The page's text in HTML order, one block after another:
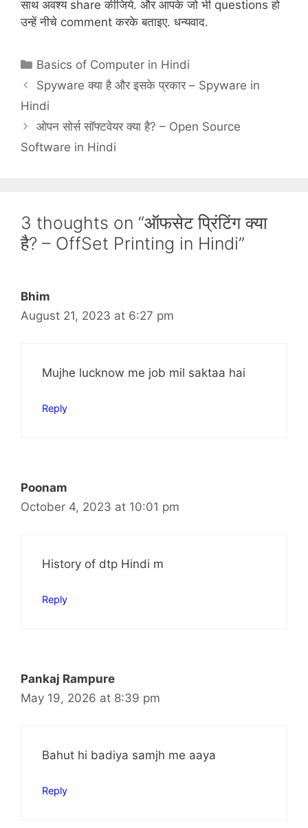
साथ अवश्य share कीजिये. और आपके जो भी questions हो
उन्हें नीचे comment करके बताइए. धन्यवाद.
Categories
Basics of Computer in Hindi
Spyware क्या है और इसके प्रकार – Spyware in
Hindi
ओपन सोर्स सॉफ्टवेयर क्या है? – Open Source
Software in Hindi
3 thoughts on “ऑफसेट प्रिंटिंग क्या
है? – OffSet Printing in Hindi”
Bhim
August 21, 2023 at 6:27 pm
Mujhe lucknow me job mil saktaa hai
Reply
Poonam
October 4, 2023 at 10:01 pm
History of dtp Hindi m
Reply
Pankaj Rampure
May 19, 2026 at 8:39 pm
Bahut hi badiya samjh me aaya
Reply